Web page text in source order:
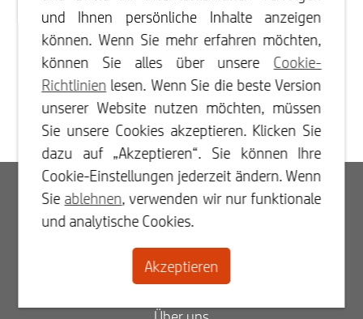
Log In
Kontakt
und Ihnen persönliche Inhalte anzeigen
können. Wenn Sie mehr erfahren möchten,
können Sie alles über unsere Cookie-
Richtlinien lesen. Wenn Sie die beste Version
unserer Website nutzen möchten, müssen
Sie unsere Cookies akzeptieren. Klicken Sie
dazu auf „Akzeptieren“. Sie können Ihre
Cookie-Einstellungen jederzeit ändern. Wenn
Sie ablehnen, verwenden wir nur funktionale
und analytische Cookies.
Akzeptieren